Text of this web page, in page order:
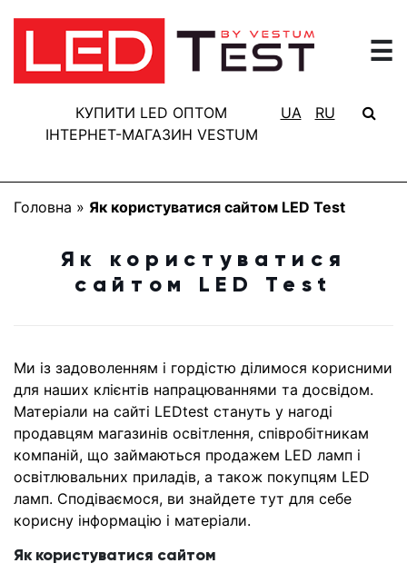
☰
КУПИТИ LED ОПТОМ
ІНТЕРНЕТ-МАГАЗИН VESTUM
UA RU
ГОЛОВНА
РЕЗУЛЬТАТИ
ТЕСТУВАННЯ
ПРОЕКТ
Головна » Як користуватися сайтом LED Test
Як користуватися
сайтом LED Test
Ми із задоволенням і гордістю ділимося корисними
для наших клієнтів напрацюваннями та досвідом.
Матеріали на сайті LEDtest стануть у нагоді
продавцям магазинів освітлення, співробітникам
компаній, що займаються продажем LED ламп і
освітлювальних приладів, а також покупцям LED
ламп. Сподіваємося, ви знайдете тут для себе
корисну інформацію і матеріали.
Як користуватися сайтом